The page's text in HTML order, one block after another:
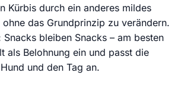
Kürbis durch ein anderes mildes
ohne das Grundprinzip zu verändern.
bleiben Snacks – am besten
als Belohnung ein und passt die
und den Tag an.